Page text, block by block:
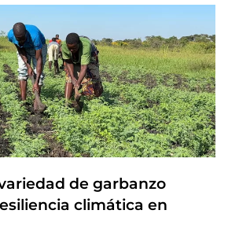
de garbanzo
climática en